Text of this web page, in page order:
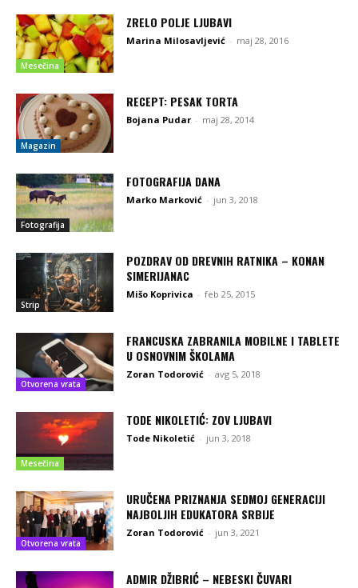
Mesečina
ZRELO POLJE LJUBAVI
Marina Milosavljević - maj 28, 2016
Magazin
RECEPT: PESAK TORTA
Bojana Pudar - maj 28, 2014
Fotografija
FOTOGRAFIJA DANA
Marko Marković - jun 3, 2018
Strip
POZDRAV OD DREVNIH RATNIKA – KONAN
SIMERIJANAC
Mišo Koprivica - feb 25, 2015
Otvorena vrata
FRANCUSKA ZABRANILA MOBILNE I TABLETE
U OSNOVNIM ŠKOLAMA
Zoran Todorović - avg 5, 2018
Mesečina
TODE NIKOLETIĆ: ZOV LJUBAVI
Tode Nikoletić - jun 3, 2018
Otvorena vrata
URUČENA PRIZNANJA SEDMOJ GENERACIJI
NAJBOLJIH EDUKATORA SRBIJE
Zoran Todorović - jun 3, 2021
ADMIR DŽIBRIĆ – NEBESKI ČUVARI